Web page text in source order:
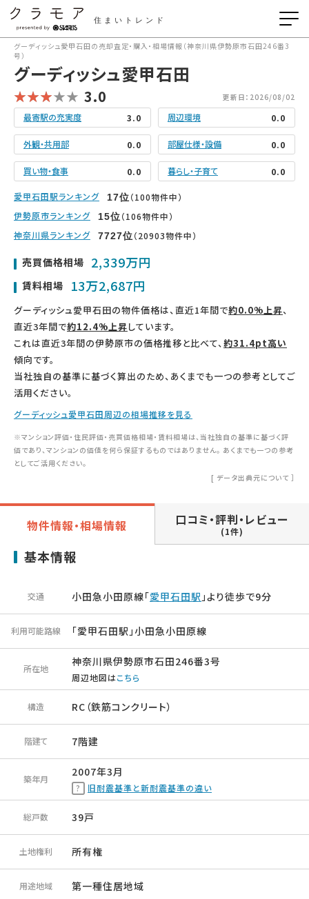
住まいトレンド
グーディッシュ愛甲石田の売却査定・購入・相場情報（神奈川県伊勢原市石田246番3
号）
グーディッシュ愛甲石田
3.0 更新日：2026/08/02
最寄駅の充実度 3.0 周辺環境 0.0
外観・共用部 0.0 部屋仕様・設備 0.0
買い物・食事 0.0 暮らし・子育て 0.0
愛甲石田駅ランキング 17位（100物件中）
伊勢原市ランキング
15位（106物件中）
神奈川県ランキング
7727位（20903物件中）
売買価格相場 2,339万円
賃料相場 13万2,687円
グーディッシュ愛甲石田の物件価格は、直近1年間で約0.0%上昇、
直近3年間で約12.4%上昇しています。
これは直近3年間の伊勢原市の価格推移と比べて、約31.4pt高い
傾向です。
当社独自の基準に基づく算出のため、あくまでも一つの参考としてご
活用ください。
グーディッシュ愛甲石田周辺の相場推移を見る
※マンション評価・住民評価・売買価格相場・賃料相場は、当社独自の基準に基づく評
価であり、マンションの価値を何ら保証するものではありません。 あくまでも一つの参考
としてご活用ください。
[ データ出典元について ］
物件情報・相場情報 口コミ・評判・レビュー
(1件)
基本情報
交通 小田急小田原線「愛甲石田駅 」より徒歩で9分
利用可能路線 「愛甲石田駅」小田急小田原線
所在地
神奈川県伊勢原市石田246番3号
周辺地図はこちら
構造 RC（鉄筋コンクリート）
階建て 7階建
築年月
2007年3月
旧耐震基準と新耐震基準の違い
総戸数 39戸
土地権利 所有権
用途地域 第一種住居地域